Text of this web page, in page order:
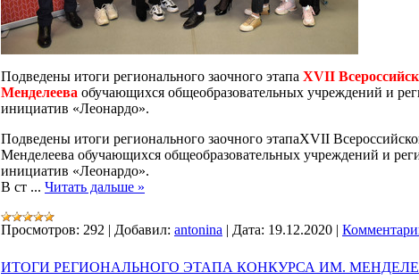
Подведены итоги регионального заочного этапа XVII
Менделеева обучающихся общеобразовательных учреждений и
инициатив «Леонардо».
Подведены итоги регионального заочного этапаXVII
Менделеева обучающихся общеобразовательных учреждений и
инициатив «Леонардо».
В ст ... Читать дальше »
Просмотров: 292 | Добавил: antonina | Дата: 19.12.2020 |
ИТОГИ РЕГИОНАЛЬНОГО ЭТАПА КОНКУРСА ИМ.